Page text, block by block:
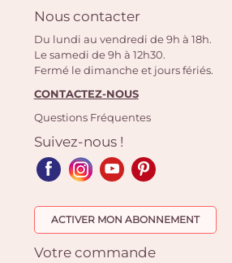
Nous contacter
Du lundi au vendredi de 9h à 18h.
Le samedi de 9h à 12h30.
Fermé le dimanche et jours fériés.
CONTACTEZ-NOUS
Questions Fréquentes
Suivez-nous !
ACTIVER MON ABONNEMENT
Votre commande